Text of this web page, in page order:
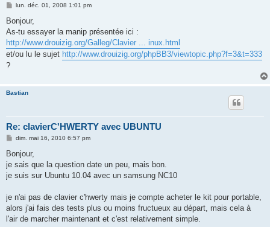
M
s
a
g
e
lun. déc. 01, 2008 1:01 pm
Bonjour,
As-tu essayer la manip présentée ici :
http://www.drouizig.org/Galleg/Clavier ... inux.html
et/ou lu le sujet http://www.drouizig.org/phpBB3/viewtopic.php?f=3&t=333
?
Bastian
Re: clavierC'HWERTY avec UBUNTU
M
s
a
g
dim. mai 16, 2010 6:57 pm
Bonjour,
je sais que la question date un peu, mais bon.
je suis sur Ubuntu 10.04 avec un samsung NC10
je n'ai pas de clavier c'hwerty mais je compte acheter le kit pour portable,
alors j'ai fais des tests plus ou moins fructueux au départ, mais cela à
l'air de marcher maintenant et c'est relativement simple.